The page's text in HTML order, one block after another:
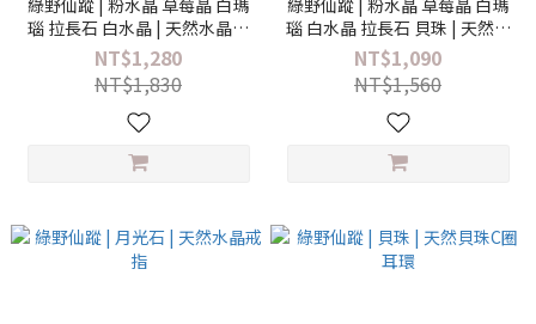
綠野仙蹤 | 粉水晶 草莓晶 白瑪
瑙 拉長石 白水晶 | 天然水晶項
鍊
NT$1,280
NT$1,830
綠野仙蹤 | 粉水晶 草莓晶 白瑪
瑙 白水晶 拉長石 貝珠 | 天然水
晶手鍊
NT$1,090
NT$1,560